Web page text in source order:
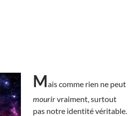
Mais comme rien ne peut
mourirvraiment, surtout
pas notre identité véritable.